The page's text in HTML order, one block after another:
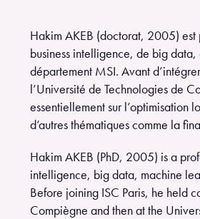
Hakim AKEB (doctorat, 2005) est
business intelligence, de big
département MSI. Avant
l’Université de Technologies de
essentiellement sur l’optimisation
d’autres thématiques comme la
Hakim AKEB (PhD, 2005) is a
intelligence, big data, machine
Before joining ISC Paris, he held
Compiègne and then at the